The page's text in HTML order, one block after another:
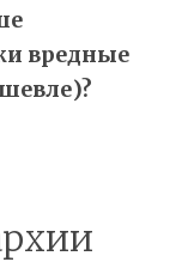
вредные